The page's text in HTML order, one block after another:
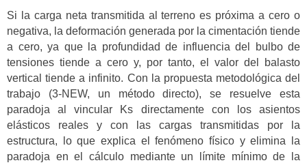
Si la carga neta transmitida al terreno es próxima a cero o
negativa, la deformación generada por la cimentación tiende
a cero, ya que la profundidad de influencia del bulbo de
tensiones tiende a cero y, por tanto, el valor del balasto
vertical tiende a infinito. Con la propuesta metodológica del
trabajo (3-NEW, un método directo), se resuelve esta
paradoja al vincular Ks directamente con los asientos
elásticos reales y con las cargas transmitidas por la
estructura, lo que explica el fenómeno físico y elimina la
paradoja en el cálculo mediante un límite mínimo de la